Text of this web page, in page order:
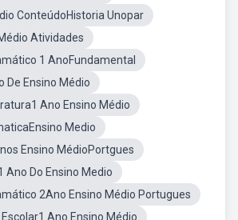
ConteúdoHistoria Unopar
Atividades
1 AnoFundamental
De Ensino Médio
Ano Ensino Médio
Medio
Ensino MédioPortgues
Ano Do Ensino Medio
2Ano Ensino Médio Portugues
Escolar1 Ano Ensino Médio